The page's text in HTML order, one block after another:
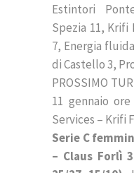
Estintori
Spezia 11, Krifi
7, Energia
di Castello 3,
PROSSIMO
11 gennaio
Services – Krifi
Serie C
– Claus Forlì